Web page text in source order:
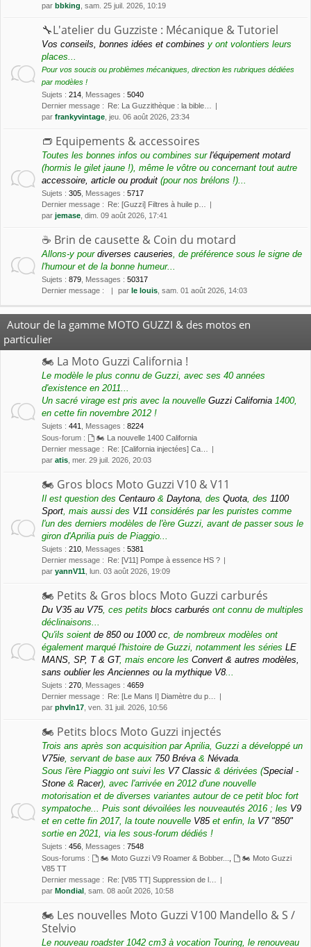
par bbking , sam. 25 juil. 2026, 10:19
🔧L'atelier du Guzziste : Mécanique & Tutoriel
Vos conseils, bonnes idées et combines y ont volontiers leurs
places...
Pour vos soucis ou problèmes mécaniques, direction les rubriques dédiées
par modèles !
Sujets : 214 Messages : 5040
Dernier message : Re: La Guzzithèque : la bible…
par frankyvintage , jeu. 06 août 2026, 23:34
👝 Equipements & accessoires
Toutes les bonnes infos ou combines sur l'équipement motard
(hormis le gilet jaune !), même le vôtre ou concernant tout autre
accessoire, article ou produit (pour nos brélons !)...
Sujets : 305 Messages : 5717
Dernier message : Re: [Guzzi] Filtres à huile p…
par jemase , dim. 09 août 2026, 17:41
☕️ Brin de causette & Coin du motard
Allons-y pour diverses causeries , de préférence sous le signe de
l'humour et de la bonne humeur...
Sujets : 879 Messages : 50317
Dernier message :
par le louis , sam. 01 août 2026, 14:03
Autour de la gamme MOTO GUZZI & des motos en
particulier
🏍 La Moto Guzzi California !
Le modèle le plus connu de Guzzi, avec ses 40 années
d'existence en 2011...
Un sacré virage est pris avec la nouvelle Guzzi California 1400,
en cette fin novembre 2012 !
Sujets : 441 Messages : 8224
Sous-forum :
🏍 La nouvelle 1400 California
Dernier message : Re: [California injectées] Ca…
par atis , mer. 29 juil. 2026, 20:03
🏍 Gros blocs Moto Guzzi V10 & V11
Il est question des Centauro & Daytona , des Quota , des 1100
Sport , mais aussi des V11 considérés par les puristes comme
l'un des derniers modèles de l'ère Guzzi, avant de passer sous le
giron d'Aprilia puis de Piaggio...
Sujets : 210 Messages : 5381
Dernier message : Re: [V11] Pompe à essence HS ?
par yannV11 , lun. 03 août 2026, 19:09
🏍 Petits & Gros blocs Moto Guzzi carburés
Du V35 au V75, ces petits blocs carburés ont connu de multiples
déclinaisons...
Qu'ils soient de 850 ou 1000 cc , de nombreux modèles ont
également marqué l'histoire de Guzzi, notamment les séries LE
MANS, SP, T & GT, mais encore les Convert & autres modèles,
sans oublier les Anciennes ou la mythique V8...
Sujets : 270 Messages : 4659
Dernier message : Re: [Le Mans I] Diamètre du p…
par phvln17 , ven. 31 juil. 2026, 10:56
🏍 Petits blocs Moto Guzzi injectés
Trois ans après son acquisition par Aprilia, Guzzi a développé un
V75ie , servant de base aux 750 Bréva & Névada
Sous l'ère Piaggio ont suivi les V7 Classic & dérivées (Special -
Stone & Racer), avec l'arrivée en 2012 d'une nouvelle
motorisation et de diverses variantes autour de ce petit bloc fort
sympatoche... Puis sont dévoilées les nouveautés 2016 ; les V9
et en cette fin 2017, la toute nouvelle V85et enfin, la V7 "850"
sortie en 2021, via les sous-forum dédiés !
Sujets : 456 Messages : 7548
Sous-forums :
🏍 Moto Guzzi V9 Roamer & Bobber...
🏍 Moto Guzzi
V85 TT
Dernier message : Re: [V85 TT] Suppression de l…
par Mondial , sam. 08 août 2026, 10:58
🏍 Les nouvelles Moto Guzzi V100 Mandello & S /
Stelvio
Le nouveau roadster 1042 cm3 à vocation Touring, le renouveau